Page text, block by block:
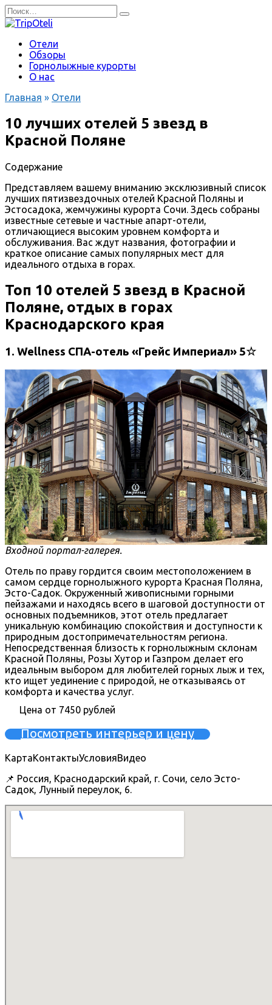
Перейти
к
содержанию
Search
for:
Отели
Обзоры
Горнолыжные курорты
О нас
Главная » Отели
10 лучших отелей 5 звезд в
Красной Поляне
Содержание
Представляем вашему вниманию эксклюзивный список
лучших пятизвездочных отелей Красной Поляны и
Эстосадока, жемчужины курорта Сочи. Здесь собраны
известные сетевые и частные апарт-отели,
отличающиеся высоким уровнем комфорта и
обслуживания. Вас ждут названия, фотографии и
краткое описание самых популярных мест для
идеального отдыха в горах.
Топ 10 отелей 5 звезд в Красной
Поляне, отдых в горах
Краснодарского края
1. Wellness СПА-отель «Грейс Империал» 5☆
Входной портал-галерея.
Отель по праву гордится своим местоположением в
самом сердце горнолыжного курорта Красная Поляна,
Эсто-Садок. Окруженный живописными горными
пейзажами и находясь всего в шаговой доступности от
основных подъемников, этот отель предлагает
уникальную комбинацию спокойствия и доступности к
природным достопримечательностям региона.
Непосредственная близость к горнолыжным склонам
Красной Поляны, Розы Хутор и Газпром делает его
идеальным выбором для любителей горных лыж и тех,
кто ищет уединение с природой, не отказываясь от
комфорта и качества услуг.
Цена от 7450 рублей
Посмотреть интерьер и цену
КартаКонтактыУсловияВидео
📌 Россия, Краснодарский край, г. Сочи, село Эсто-
Садок, Лунный переулок, 6.